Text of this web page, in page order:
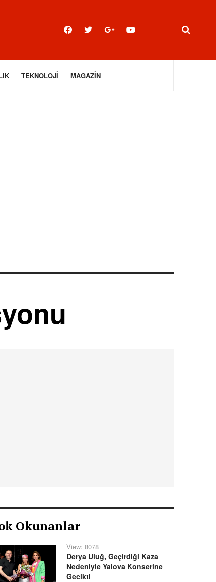
TEKNOLOJI MAGAZIN
Okunanlar
View: 8078
Derya Uluğ, Geçirdiği Kaza
Nedeniyle Yalova Konserine
Gecikti